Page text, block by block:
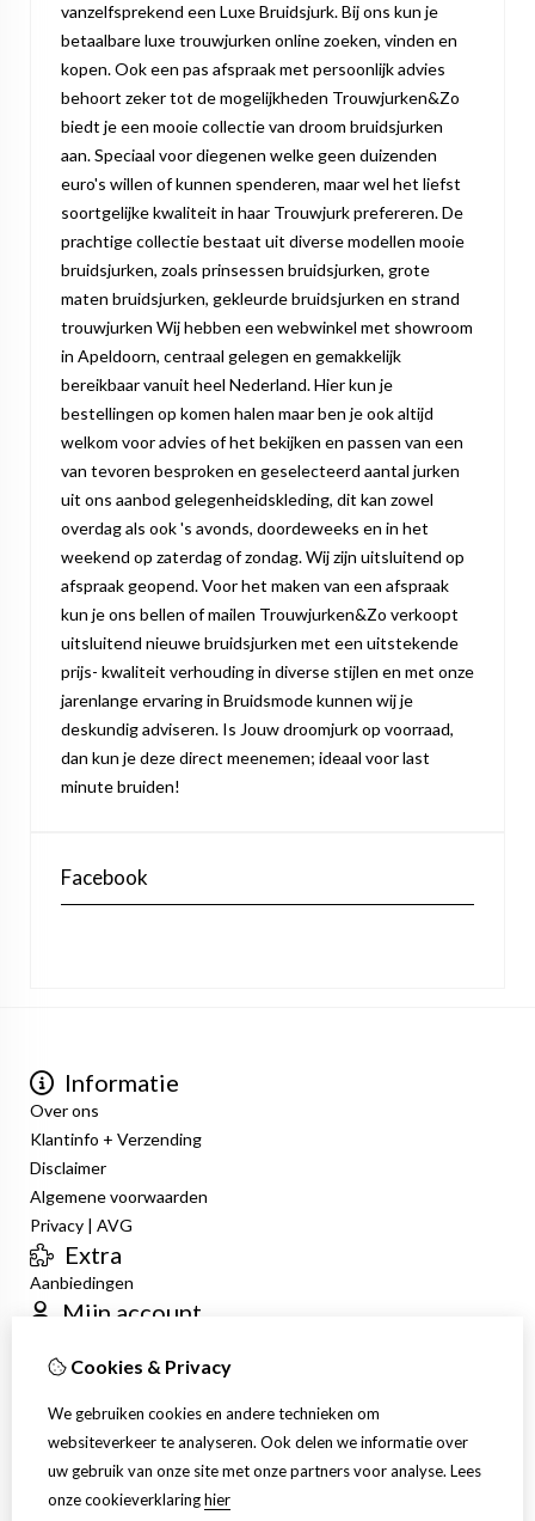
vanzelfsprekend een Luxe Bruidsjurk. Bij ons kun je
betaalbare luxe trouwjurken online zoeken, vinden en
kopen. Ook een pas afspraak met persoonlijk advies
behoort zeker tot de mogelijkheden Trouwjurken&Zo
biedt je een mooie collectie van droom bruidsjurken
aan. Speciaal voor diegenen welke geen duizenden
euro's willen of kunnen spenderen, maar wel het liefst
soortgelijke kwaliteit in haar Trouwjurk prefereren. De
prachtige collectie bestaat uit diverse modellen mooie
bruidsjurken, zoals prinsessen bruidsjurken, grote
maten bruidsjurken, gekleurde bruidsjurken en strand
trouwjurken Wij hebben een webwinkel met showroom
in Apeldoorn, centraal gelegen en gemakkelijk
bereikbaar vanuit heel Nederland. Hier kun je
bestellingen op komen halen maar ben je ook altijd
welkom voor advies of het bekijken en passen van een
van tevoren besproken en geselecteerd aantal jurken
uit ons aanbod gelegenheidskleding, dit kan zowel
overdag als ook 's avonds, doordeweeks en in het
weekend op zaterdag of zondag. Wij zijn uitsluitend op
afspraak geopend. Voor het maken van een afspraak
kun je ons bellen of mailen Trouwjurken&Zo verkoopt
uitsluitend nieuwe bruidsjurken met een uitstekende
prijs- kwaliteit verhouding in diverse stijlen en met onze
jarenlange ervaring in Bruidsmode kunnen wij je
deskundig adviseren. Is Jouw droomjurk op voorraad,
dan kun je deze direct meenemen; ideaal voor last
minute bruiden!
Facebook
Informatie
Over ons
Klantinfo + Verzending
Disclaimer
Algemene voorwaarden
Privacy | AVG
Extra
Aanbiedingen
Mijn account
Bestelhistorie
Nieuwsbrief
Klantenservice
Contact
Retourneren
Cookies & Privacy
We gebruiken cookies en andere technieken om
websiteverkeer te analyseren. Ook delen we informatie over
uw gebruik van onze site met onze partners voor analyse. Lees
onze cookieverklaringhier